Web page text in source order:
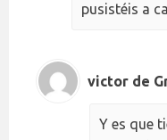
pusistéis a
victor de
Y es que